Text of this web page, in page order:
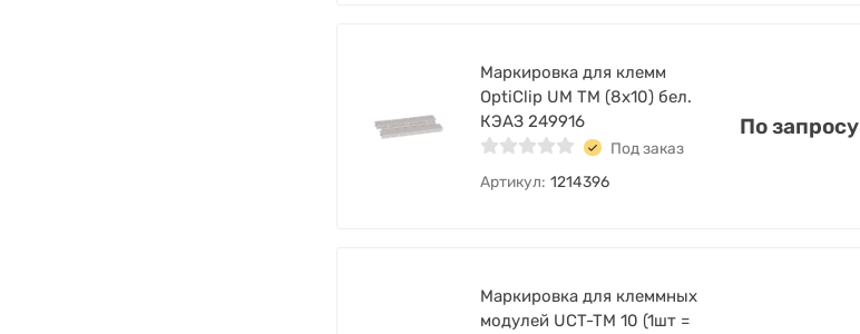
Маркировка для клемм
OptiClip UM TM (8х10) бел.
КЭАЗ 249916
Под заказ
Артикул: 1214396
По запросу
Маркировка для клеммных
модулей UCT-TM 10 (1шт =